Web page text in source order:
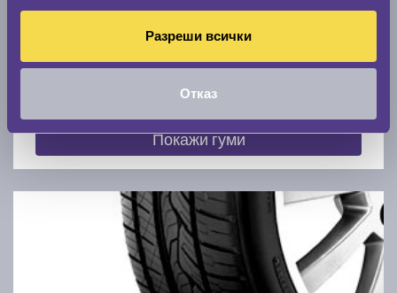
Разреши всички
Отказ
Модел
Покажи гуми